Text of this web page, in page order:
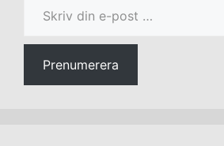
Prenumerera